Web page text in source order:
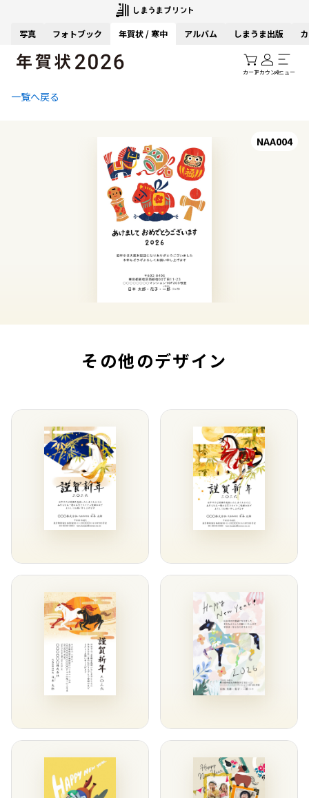
写真 フォトブック 年賀状 / 寒中 アルバム しまうま出版
カートアカウントメニュー
一覧へ戻る
NAA004
その他のデザイン